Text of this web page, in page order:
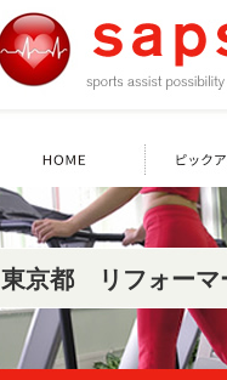
東京都 リフォーマ